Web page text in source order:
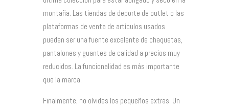
montaña. Las tiendas de deporte de outlet o las
plataformas de venta de artículos usados
pueden ser una fuente excelente de chaquetas,
pantalones y guantes de calidad a precios muy
reducidos. La funcionalidad es más importante
que la marca.
Finalmente, no olvides los pequeños extras. Un